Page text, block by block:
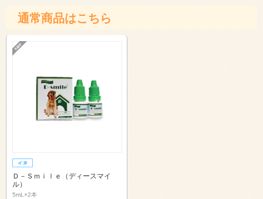
通常商品はこちら
Ｄ－Ｓｍｉｌｅ（ディースマイ
ル）
5mL×2本